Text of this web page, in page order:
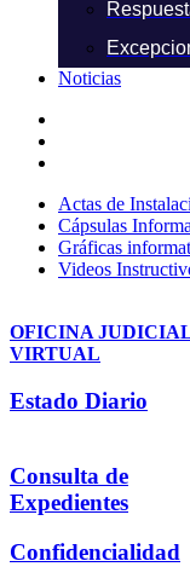
Noticias
Actas de
Cápsulas
Gráficas
Videos
OFICINA
VIRTUAL
Estado Diario
Consulta de
Expedientes
Confidencialidad